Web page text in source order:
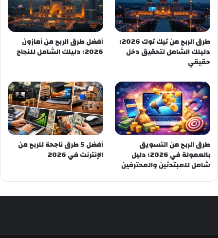
طرق الربح من تيك توك 2026:
دليلك الشامل لتحقيق دخل
حقيقي
أفضل طرق الربح من أمازون
2026: دليلك الشامل للنجاح
طرق الربح من التسويق
بالعمولة في 2026: دليل
شامل للمبتدئين والمحترفين
أفضل 5 طرق ناجحة للربح من
الإنترنت في 2026